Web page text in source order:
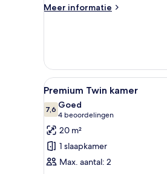
Meer informatie
Meer
Alle
foto's
voor
Premium
Twin
kamer
laden
3
Premium Twin kamer
7,67,6 van 10
Goed
4 beoordelingen
(4
beoordelingen)
20 m²
1 slaapkamer
Max. aantal: 2